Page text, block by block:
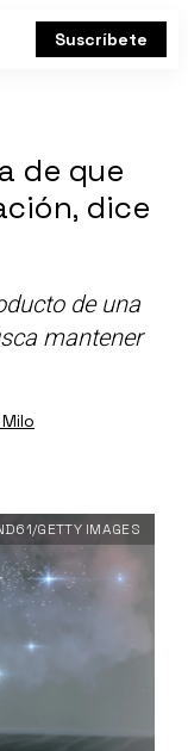
Suscríbete
de que
dice
de una
mantener
GETTY IMAGES